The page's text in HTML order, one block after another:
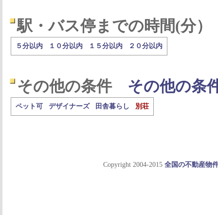
駅・バス停までの時間(分）
５分以内 １０分以内 １５分以内 ２０分以内
その他の条件 その他の条
ペット可 デザイナーズ 田舎暮らし 別荘
Copyright 2004-2015 全国の不動産物